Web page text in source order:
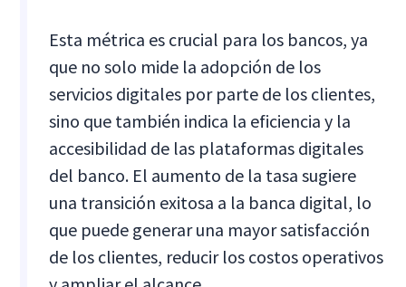
Esta métrica es crucial para los bancos, ya
que no solo mide la adopción de los
servicios digitales por parte de los clientes,
sino que también indica la eficiencia y la
accesibilidad de las plataformas digitales
del banco. El aumento de la tasa sugiere
una transición exitosa a la banca digital, lo
que puede generar una mayor satisfacción
de los clientes, reducir los costos operativos